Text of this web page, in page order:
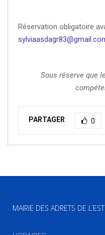
Réservation obligatoire
Sous réserve que
PARTAGER 0
MAIRIE DES ADRETS DE